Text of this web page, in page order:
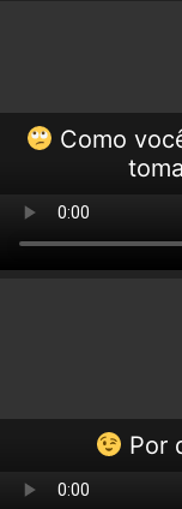
Como
Por